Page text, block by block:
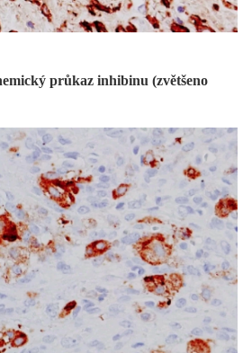
průkaz inhibinu (zvětšeno